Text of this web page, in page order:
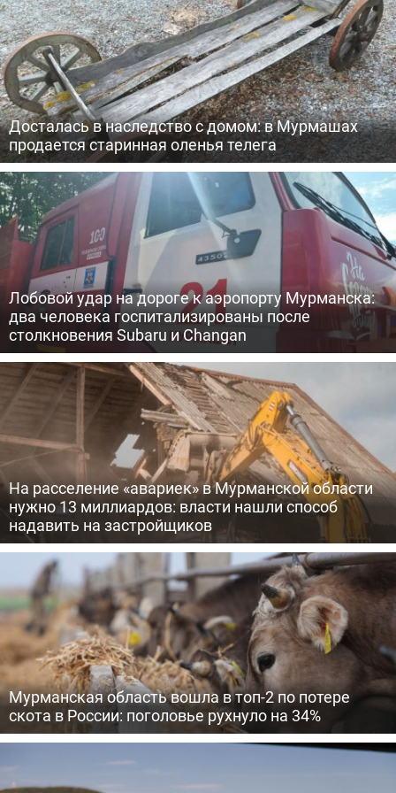
Досталась в наследство с домом: в Мурмашах
продается старинная оленья телега
Лобовой удар на дороге к аэропорту Мурманска:
два человека госпитализированы после
столкновения Subaru и Changan
На расселение «авариек» в Мурманской области
нужно 13 миллиардов: власти нашли способ
надавить на застройщиков
Мурманская область вошла в топ-2 по потере
скота в России: поголовье рухнуло на 34%